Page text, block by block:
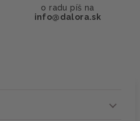
o radu píš na
info@dalora.sk